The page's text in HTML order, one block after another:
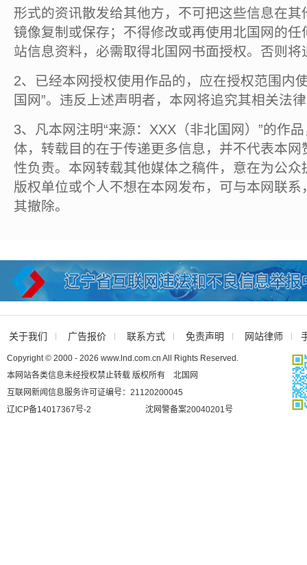
形式的资讯散发给其他方，不可把这些信息在
镜像复制或保存；不得修改或再使用北国网的
站信息资料，必需取得北国网书面授权。否则将
2、已经本网授权使用作品的，应在授权范围内
国网”。违反上述声明者，本网将追究其相关法
3、凡本网注明“来源：XXX（非北国网）”的作
体，转载目的在于传递更多信息，并不代表本
性负责。本网转载其他媒体之稿件，意在为公
版权单位或个人不想在本网发布，可与本网联
其撤除。
关于我们 广告报价 联系方式 免责声明 网站律师
Copyright © 2000 - 2026 www.lnd.com.cn All Rights Reserved.
本网站各类信息未经授权禁止转载 版权所有 北国网
互联网新闻信息服务许可证编号：21120200045
辽ICP备14017367号-2
沈网警备案20040201号